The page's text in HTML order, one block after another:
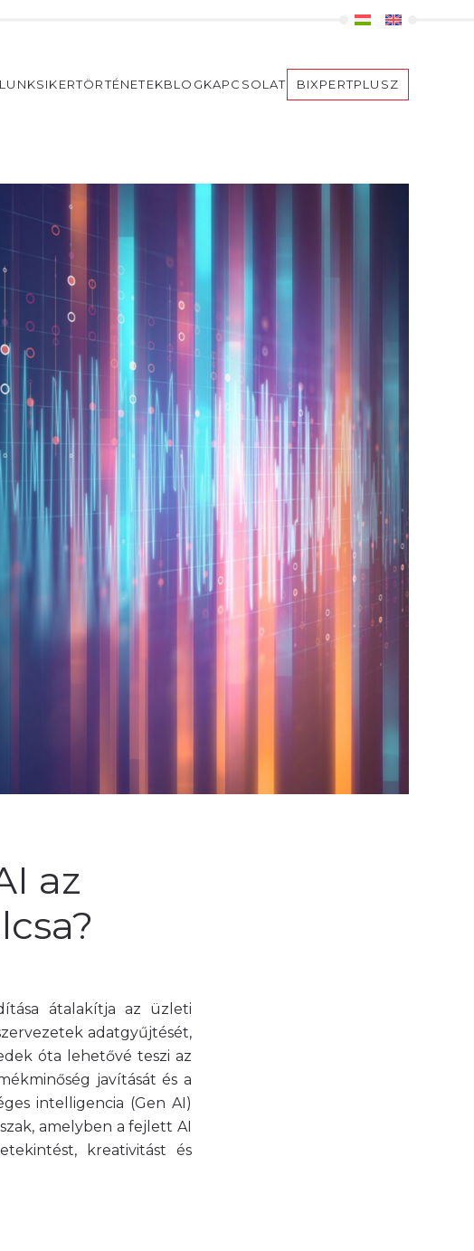
SIKERTÖRTÉNETEKBLOGKAPCSOLAT BIXPERTPLUSZ
az
átalakítja az üzleti
adatgyűjtését,
óta lehetővé teszi az
javítását és a
intelligencia (Gen AI)
amelyben a fejlett AI
kreativitást és